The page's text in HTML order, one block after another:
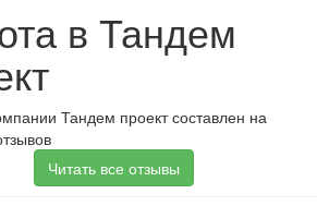
в Тандем
Тандем проект составлен на
Читать все отзывы